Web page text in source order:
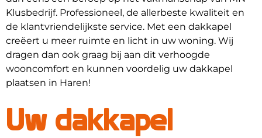
Klusbedrijf. Professioneel, de allerbeste kwaliteit en
de klantvriendelijkste service. Met een dakkapel
creëert u meer ruimte en licht in uw woning. Wij
dragen dan ook graag bij aan dit verhoogde
wooncomfort en kunnen voordelig uw dakkapel
plaatsen in Haren!
Uw dakkapel